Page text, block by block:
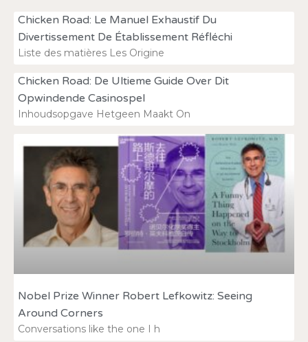
Chicken Road: Le Manuel Exhaustif Du
Divertissement De Établissement Réfléchi
Liste des matières Les Origine
Chicken Road: De Ultieme Guide Over Dit
Opwindende Casinospel
Inhoudsopgave Hetgeen Maakt On
Nobel Prize Winner Robert Lefkowitz: Seeing
Around Corners
Conversations like the one I h